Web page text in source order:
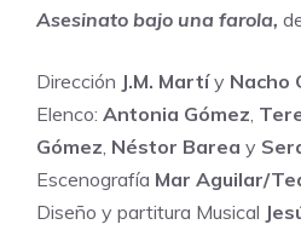
Asesinato bajo una farola,
Dirección J.M. Martíy Nacho
Elenco: Antonia Gómez
Gómez Néstor Barea y
Escenografía Mar Aguilar/
Diseño y partitura Musical